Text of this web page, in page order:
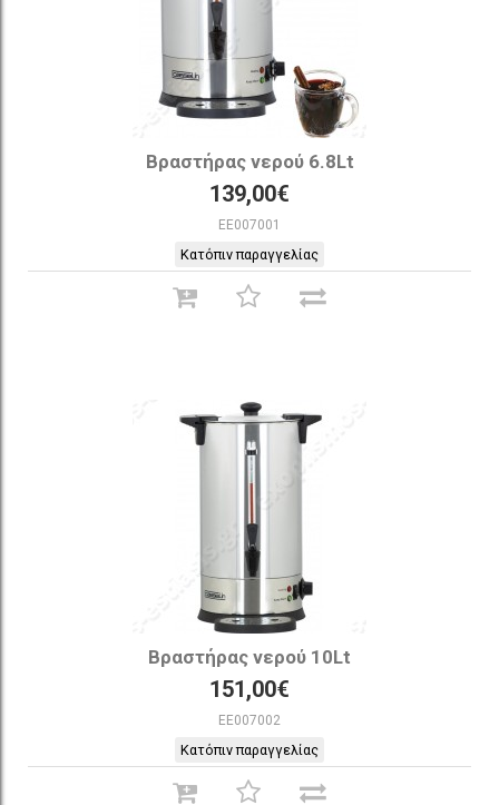
Βραστήρας νερού 6.8Lt
139,00€
EE007001
Κατόπιν παραγγελίας
Βραστήρας νερού 10Lt
151,00€
EE007002
Κατόπιν παραγγελίας